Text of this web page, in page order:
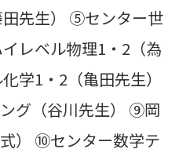
先生） ⑤センター世
レベル物理1・2（為
学1・2（亀田先生）
グ（谷川先生） ⑨岡
） ⑩センター数学テ